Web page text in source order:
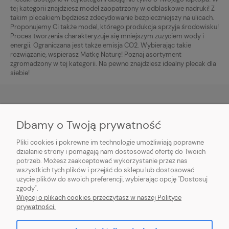
tej kategorii znajdziesz model zaopatrzony w odblaskowe nadruki! Z
takim plecakiem będziesz zdecydowanie bezpieczniejszy na ulicach.
Proponujemy Ci także model, którego produkcja sprzyja środowisku!
Proces tworzenia charakteryzuje się mniejszym zużyciem wody i
energii. Ograniczana jest także emisja CO2. Wybierając takie
rozwiązanie, wspierasz Matkę Naturę! Poznaj asortyment
zgromadzony w tej kategorii. Na pewno znajdziesz idealny plecak dla
siebie!
O NAS
INFORMACJE
PŁATNOŚCI I DOSTAWA
POMOC
MOJE KONTO
Dbamy o Twoją prywatność
Pliki cookies i pokrewne im technologie umożliwiają poprawne
działanie strony i pomagają nam dostosować ofertę do Twoich
potrzeb. Możesz zaakceptować wykorzystanie przez nas
wszystkich tych plików i przejść do sklepu lub dostosować
użycie plików do swoich preferencji, wybierając opcję "Dostosuj
zgody".
Więcej o plikach cookies przeczytasz w naszej Polityce
prywatności.